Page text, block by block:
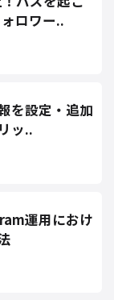
ロワー..
を設定・追加
ッ..
運用におけ